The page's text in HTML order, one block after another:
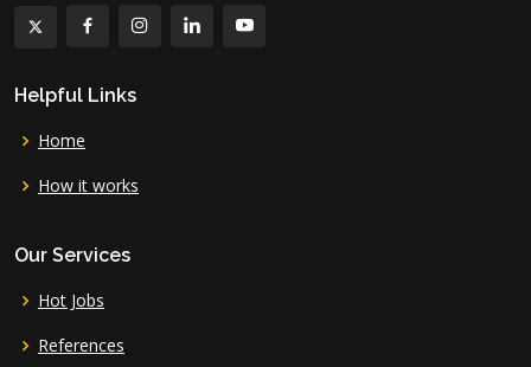
Helpful Links
Home
How it works
Our Services
Hot Jobs
References